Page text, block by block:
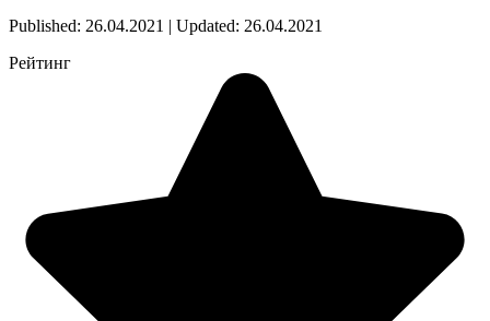
Published: 26.04.2021 | Updated: 26.04.2021
Рейтинг